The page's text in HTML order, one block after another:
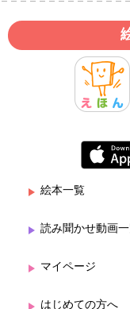
絵本一覧
読み聞かせ動画
マイページ
はじめての方へ